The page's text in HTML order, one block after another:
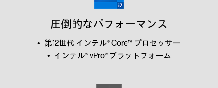
圧倒的なパフォーマンス
第12世代 インテル® Core™ プロセッサー
インテル® vPro® プラットフォーム